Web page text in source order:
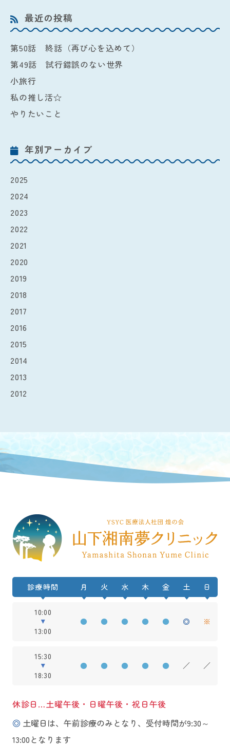
最近の投稿
第50話 終話（再び心を込めて）
第49話 試行錯誤のない世界
小旅行
私の推し活☆
やりたいこと
年別アーカイブ
2025
2024
2023
2022
2021
2020
2019
2018
2017
2016
2015
2014
2013
2012
診療時間 月 火 水 木 金 土 日
10:00
13:00
● ● ● ● ● ◎ ※
15:30
18:30
● ● ● ● ● ／ ／
休診日…土曜午後・日曜午後・祝日午後
◎ 土曜日は、午前診療のみとなり、受付時間が9:30～
13:00となります